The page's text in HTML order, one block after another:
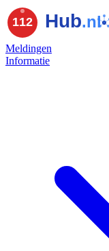
Meldingen
Informatie